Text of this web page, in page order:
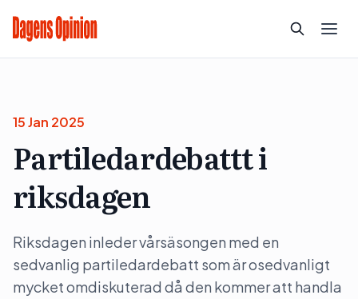
15 Jan 2025
Partiledardebattt i
riksdagen
Riksdagen inleder vårsäsongen med en
sedvanlig partiledardebatt som är osedvanligt
mycket omdiskuterad då den kommer att handla